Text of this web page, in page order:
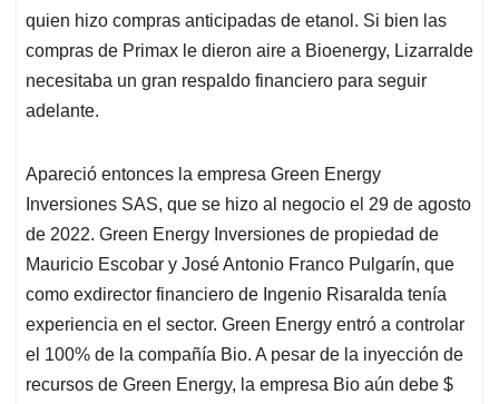
quien hizo compras anticipadas de etanol. Si bien las
compras de Primax le dieron aire a Bioenergy, Lizarralde
necesitaba un gran respaldo financiero para seguir
adelante.
Apareció entonces la empresa Green Energy
Inversiones SAS, que se hizo al negocio el 29 de agosto
de 2022. Green Energy Inversiones de propiedad de
Mauricio Escobar y José Antonio Franco Pulgarín, que
como exdirector financiero de Ingenio Risaralda tenía
experiencia en el sector. Green Energy entró a controlar
el 100% de la compañía Bio. A pesar de la inyección de
recursos de Green Energy, la empresa Bio aún debe $